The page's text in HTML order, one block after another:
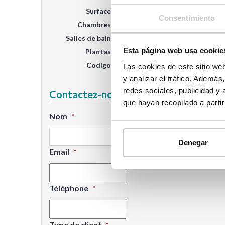
Consentimiento
Esta página web usa
Las cookies de este sitio
y analizar el tráfico.
redes sociales, publicidad y
que hayan recopilado a
Denegar
Surface
Chambres
Salles de bain
Plantas
2
Codigo
2.305
Contactez-nous
Nom *
Email *
Téléphone *